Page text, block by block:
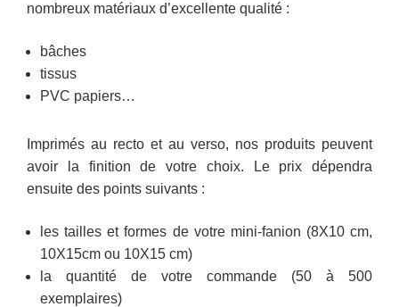
nombreux matériaux d’excellente qualité :
bâches
tissus
PVC papiers…
Imprimés au recto et au verso, nos produits peuvent
avoir la finition de votre choix. Le prix dépendra
ensuite des points suivants :
les tailles et formes de votre mini-fanion (8X10 cm,
10X15cm ou 10X15 cm)
la quantité de votre commande (50 à 500
exemplaires)